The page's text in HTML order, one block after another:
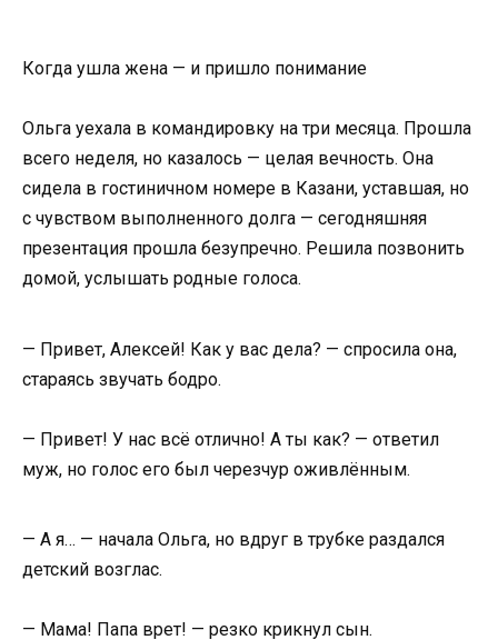
Когда ушла жена — и пришло понимание
Ольга уехала в командировку на три месяца. Прошла
всего неделя, но казалось — целая вечность. Она
сидела в гостиничном номере в Казани, уставшая, но
с чувством выполненного долга — сегодняшняя
презентация прошла безупречно. Решила позвонить
домой, услышать родные голоса.
— Привет, Алексей! Как у вас дела? — спросила она,
стараясь звучать бодро.
— Привет! У нас всё отлично! А ты как? — ответил
муж, но голос его был черезчур оживлённым.
— А я… — начала Ольга, но вдруг в трубке раздался
детский возглас.
— Мама! Папа врет! — резко крикнул сын.